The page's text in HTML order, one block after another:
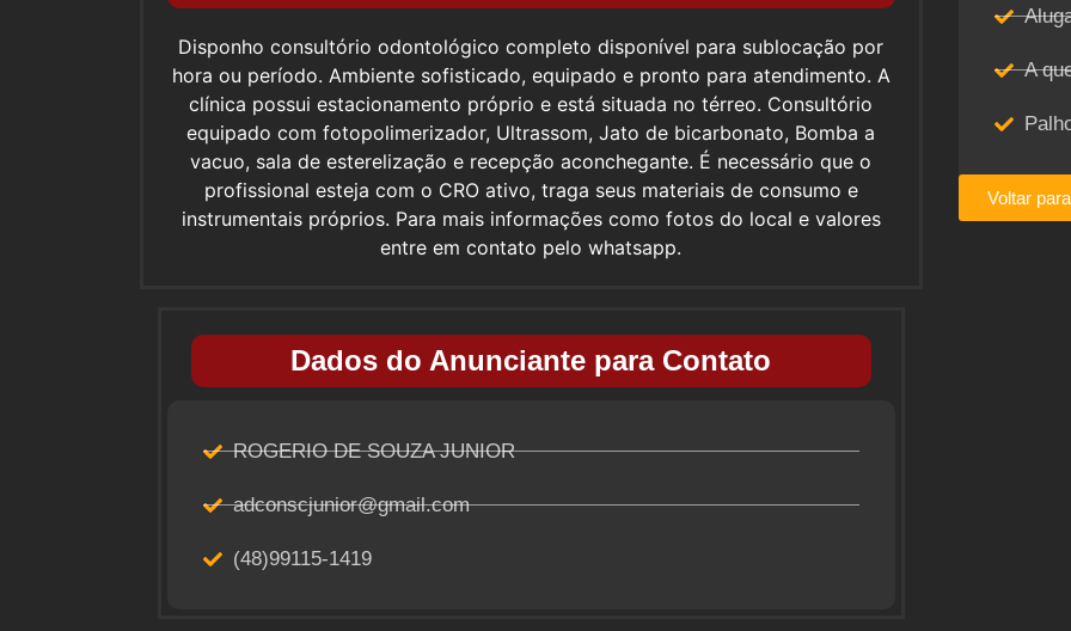
Disponho consultório odontológico completo disponível para sublocação por
hora ou período. Ambiente sofisticado, equipado e pronto para atendimento. A
clínica possui estacionamento próprio e está situada no térreo. Consultório
equipado com fotopolimerizador, Ultrassom, Jato de bicarbonato, Bomba a
vacuo, sala de esterelização e recepção aconchegante. É necessário que o
profissional esteja com o CRO ativo, traga seus materiais de consumo e
instrumentais próprios. Para mais informações como fotos do local e valores
entre em contato pelo whatsapp.
Dados do Anunciante para Contato
ROGERIO DE SOUZA JUNIOR
adconscjunior@gmail.com
(48)99115-1419
A
Voltar